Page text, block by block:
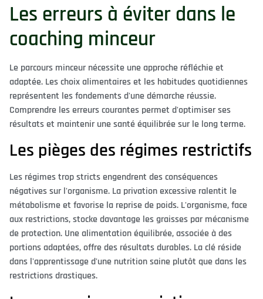
Les erreurs à éviter dans le
coaching minceur
Le parcours minceur nécessite une approche réfléchie et
adaptée. Les choix alimentaires et les habitudes quotidiennes
représentent les fondements d'une démarche réussie.
Comprendre les erreurs courantes permet d'optimiser ses
résultats et maintenir une santé équilibrée sur le long terme.
Les pièges des régimes restrictifs
Les régimes trop stricts engendrent des conséquences
négatives sur l'organisme. La privation excessive ralentit le
métabolisme et favorise la reprise de poids. L'organisme, face
aux restrictions, stocke davantage les graisses par mécanisme
de protection. Une alimentation équilibrée, associée à des
portions adaptées, offre des résultats durables. La clé réside
dans l'apprentissage d'une nutrition saine plutôt que dans les
restrictions drastiques.